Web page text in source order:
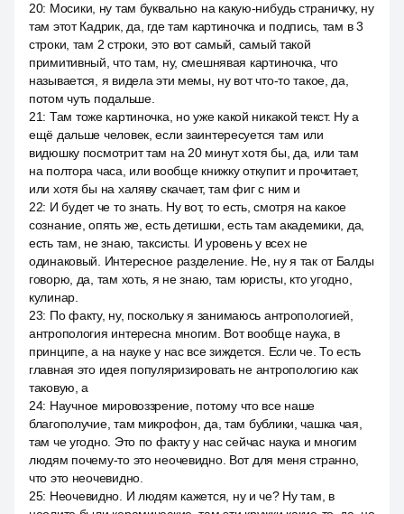
20: Мосики, ну там буквально на какую-нибудь страничку, ну
там этот Кадрик, да, где там картиночка и подпись, там в 3
строки, там 2 строки, это вот самый, самый такой
примитивный, что там, ну, смешнявая картиночка, что
называется, я видела эти мемы, ну вот что-то такое, да,
потом чуть подальше.
21: Там тоже картиночка, но уже какой никакой текст. Ну а
ещё дальше человек, если заинтересуется там или
видюшку посмотрит там на 20 минут хотя бы, да, или там
на полтора часа, или вообще книжку откупит и прочитает,
или хотя бы на халяву скачает, там фиг с ним и
22: И будет че то знать. Ну вот, то есть, смотря на какое
сознание, опять же, есть детишки, есть там академики, да,
есть там, не знаю, таксисты. И уровень у всех не
одинаковый. Интересное разделение. Не, ну я так от Балды
говорю, да, там хоть, я не знаю, там юристы, кто угодно,
кулинар.
23: По факту, ну, поскольку я занимаюсь антропологией,
антропология интересна многим. Вот вообще наука, в
принципе, а на науке у нас все зиждется. Если че. То есть
главная это идея популяризировать не антропологию как
таковую, а
24: Научное мировоззрение, потому что все наше
благополучие, там микрофон, да, там бублики, чашка чая,
там че угодно. Это по факту у нас сейчас наука и многим
людям почему-то это неочевидно. Вот для меня странно,
что это неочевидно.
25: Неочевидно. И людям кажется, ну и че? Ну там, в